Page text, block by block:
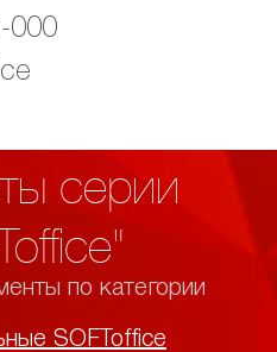
000
серии
по категории
SOFToffice